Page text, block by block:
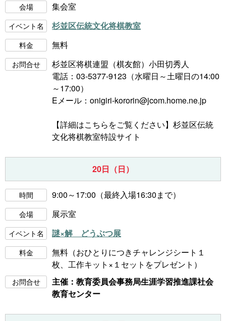
会場 集会室
イベント名 杉並区伝統文化将棋教室
料金 無料
お問合せ
杉並区将棋連盟（棋友館）小田切秀人
電話：03-5377-9123（水曜日～土曜日の14:00
～17:00）
Eメール：onigiri-kororin@jcom.home.ne.jp
【詳細はこちらをご覧ください】 杉並区伝統
文化将棋教室特設サイト
20日（日）
時間 9:00～17:00（最終入場16:30まで）
会場 展示室
イベント名 謎×解 どうぶつ展
料金
無料（おひとりにつきチャレンジシート１
枚、工作キット×１セットをプレゼント）
お問合せ
主催：教育委員会事務局生涯学習推進課社会
教育センター